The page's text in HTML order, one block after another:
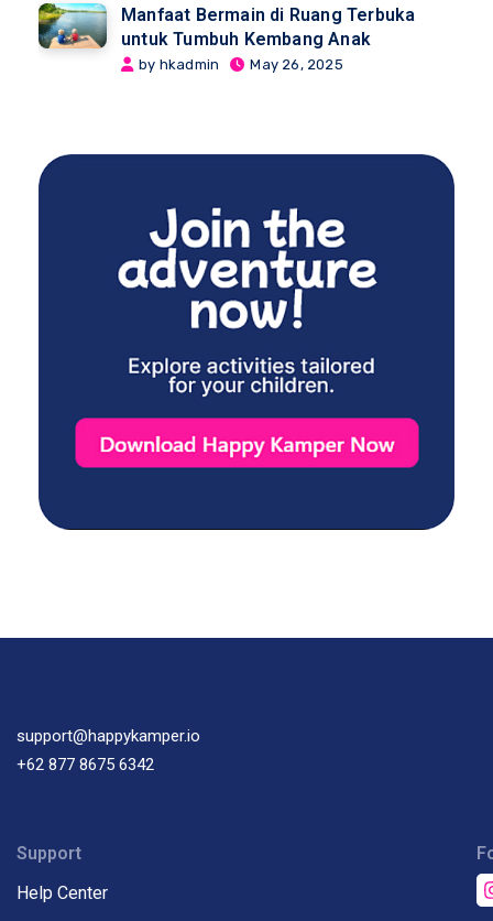
Manfaat Bermain di Ruang Terbuka
untuk Tumbuh Kembang Anak
by hkadmin May 26, 2025
support@happykamper.io
+62 877 8675 6342
Support
Help Center